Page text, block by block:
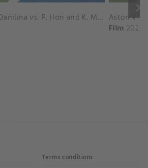
keyboard_arrow_right
A. Krunic and A. Danilina vs. P. Hon and K. Muchova Match Highlights - BEIJING_Capital Group Diamond ( October 02, 2025)
Film 2026
Terms conditions